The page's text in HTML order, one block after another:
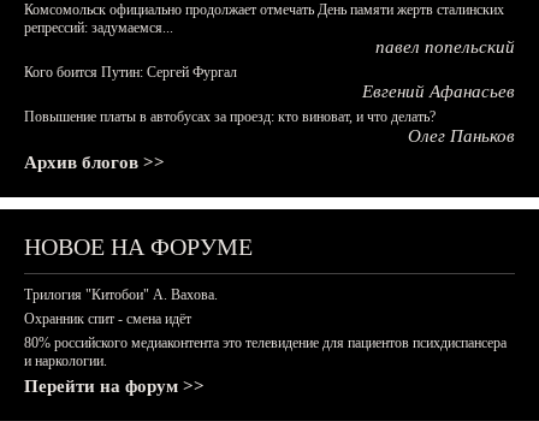
Комсомольск официально продолжает отмечать День памяти жертв сталинских
репрессий: задумаемся...
павел попельский
Кого боится Путин: Сергей Фургал
Евгений Афанасьев
Повышение платы в автобусах за проезд: кто виноват, и что делать?
Олег Паньков
Архив блогов >>
НОВОЕ НА ФОРУМЕ
Трилогия "Китобои" А. Вахова.
Охранник спит - смена идёт
80% российского медиаконтента это телевидение для пациентов психдиспансера
и наркологии.
Перейти на форум >>